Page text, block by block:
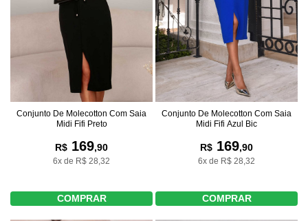
Conjunto De Molecotton Com Saia
Midi Fifi Preto
R$ 169,90
6x de R$ 28,32
COMPRAR
Conjunto De Molecotton Com Saia
Midi Fifi Azul Bic
R$ 169,90
6x de R$ 28,32
COMPRAR